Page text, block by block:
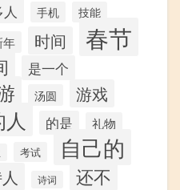
手机 技能
年 时间 春节
是一个
汤圆 游戏
的是
礼物
考试 自己的
诗词 还不